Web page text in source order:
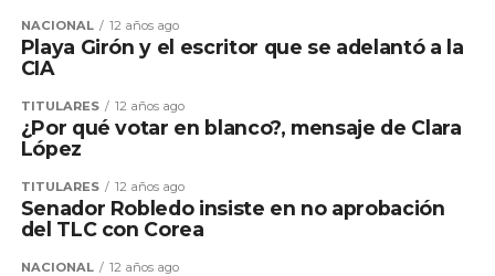
NACIONAL 12 años ago
Playa Girón y el escritor que se adelantó a la
CIA
TITULARES 12 años ago
¿Por qué votar en blanco?, mensaje de Clara
López
TITULARES 12 años ago
Senador Robledo insiste en no aprobación
del TLC con Corea
NACIONAL 12 años ago